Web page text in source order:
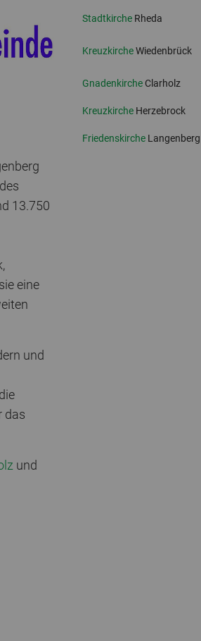
13.750
eine
und
das
und
Stadtkirche Rheda
KreuzkircheWiedenbrück
Gnadenkirche Clarholz
Kreuzkirche Herzebrock
Friedenskirche Langenberg